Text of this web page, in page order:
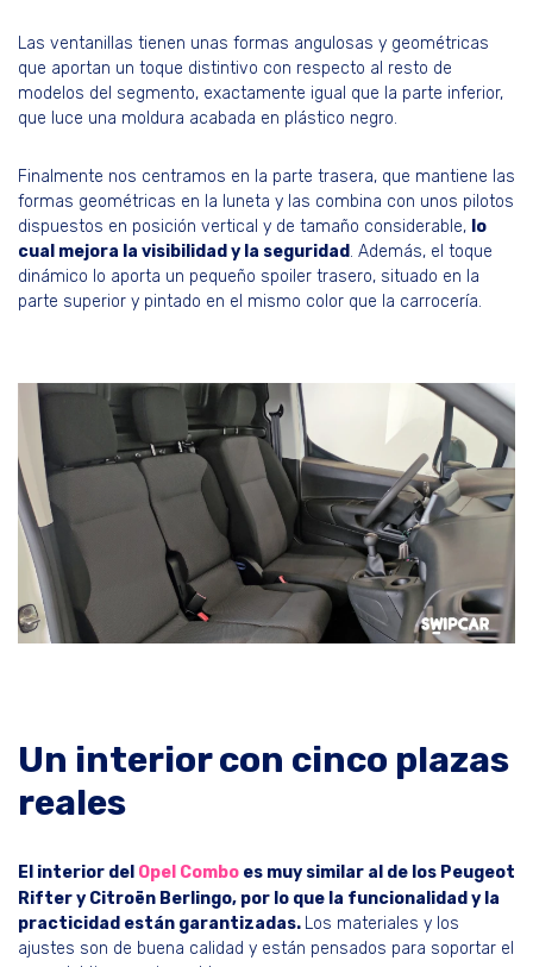
Las ventanillas tienen unas formas angulosas y geométricas
que aportan un toque distintivo con respecto al resto de
modelos del segmento, exactamente igual que la parte inferior,
que luce una moldura acabada en plástico negro.
Finalmente nos centramos en la parte trasera, que mantiene las
formas geométricas en la luneta y las combina con unos pilotos
dispuestos en posición vertical y de tamaño considerable, lo
cual mejora la visibilidad y la seguridad. Además, el toque
dinámico lo aporta un pequeño spoiler trasero, situado en la
parte superior y pintado en el mismo color que la carrocería.
Un interior con cinco plazas
reales
El interior del Opel Combo es muy similar al de los Peugeot
Rifter y Citroën Berlingo, por lo que la funcionalidad y la
practicidad están garantizadas. Los materiales y los
ajustes son de buena calidad y están pensados para soportar el